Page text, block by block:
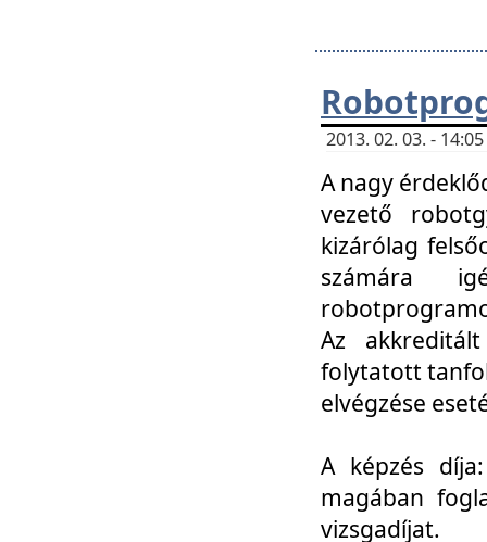
2013. 02. 03. -
A nagy
vezető
kizárólag
számára
Az
folytatott
elvégzése
A képzés
magában
vizsgadíjat.